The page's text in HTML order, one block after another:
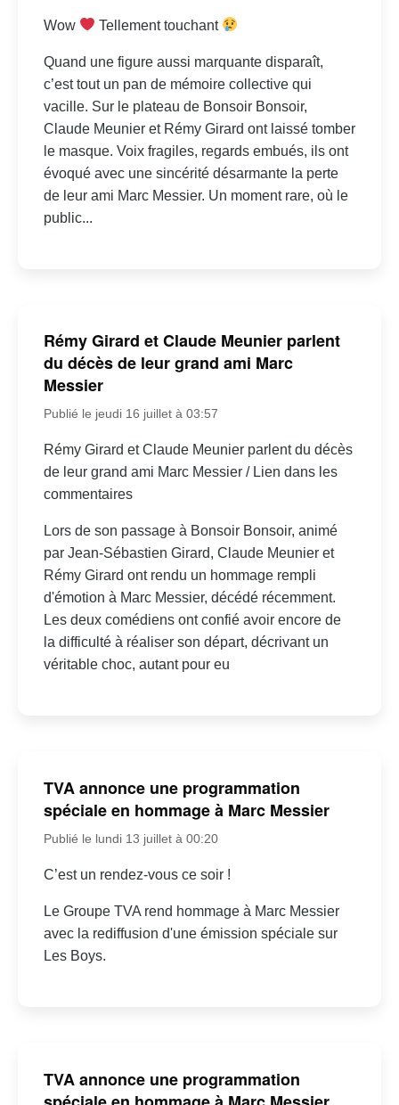
Wow Tellement touchant
Quand une figure aussi marquante disparaît,
c’est tout un pan de mémoire collective qui
vacille. Sur le plateau de Bonsoir Bonsoir,
Claude Meunier et Rémy Girard ont laissé tomber
le masque. Voix fragiles, regards embués, ils ont
évoqué avec une sincérité désarmante la perte
de leur ami Marc Messier. Un moment rare, où le
public...
Rémy Girard et Claude Meunier parlent
du décès de leur grand ami Marc
Messier
Publié le jeudi 16 juillet à 03:57
Rémy Girard et Claude Meunier parlent du décès
de leur grand ami Marc Messier / Lien dans les
commentaires
Lors de son passage à Bonsoir Bonsoir, animé
par Jean-Sébastien Girard, Claude Meunier et
Rémy Girard ont rendu un hommage rempli
d'émotion à Marc Messier, décédé récemment.
Les deux comédiens ont confié avoir encore de
la difficulté à réaliser son départ, décrivant un
véritable choc, autant pour eu
TVA annonce une programmation
spéciale en hommage à Marc Messier
Publié le lundi 13 juillet à 00:20
C’est un rendez-vous ce soir !
Le Groupe TVA rend hommage à Marc Messier
avec la rediffusion d'une émission spéciale sur
Les Boys.
TVA annonce une programmation